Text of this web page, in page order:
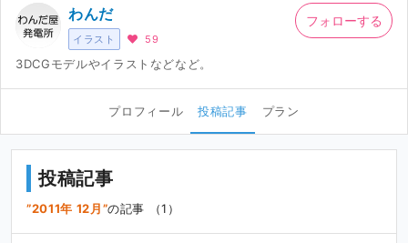
イラスト
わんだ
59
3DCGモデルやイラストなどなど。
フォローする
プロフィール 投稿記事 プラン
投稿記事
2011年 12月 の記事 （1）